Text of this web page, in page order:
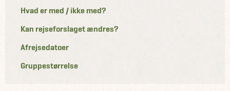
Hvad er med / ikke med?
Kan rejseforslaget ændres?
Afrejsedatoer
Gruppestørrelse